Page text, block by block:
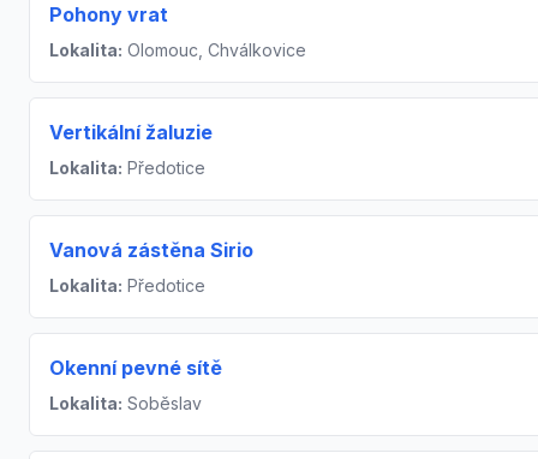
Pohony vrat
Lokalita: Olomouc, Chválkovice
Vertikální žaluzie
Lokalita: Předotice
Vanová zástěna Sirio
Lokalita: Předotice
Okenní pevné sítě
Lokalita: Soběslav